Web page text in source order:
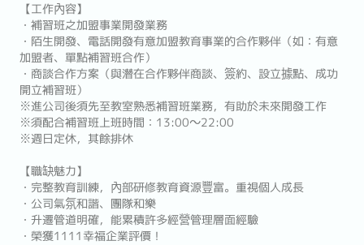
【工作內容】
・補習班之加盟事業開發業務
・陌生開發、電話開發有意加盟教育事業的合作夥伴（如：有意
加盟者、單點補習班合作）
・商談合作方案（與潛在合作夥伴商談、簽約、設立據點、成功
開立補習班）
※進公司後須先至教室熟悉補習班業務，有助於未來開發工作
※須配合補習班上班時間：13:00～22:00
※週日定休，其餘排休
【職缺魅力】
・完整教育訓練，內部研修教育資源豐富。重視個人成長
・公司氣氛和諧、團隊和樂
・升遷管道明確，能累積許多經營管理層面經驗
・榮獲1111幸福企業評價！